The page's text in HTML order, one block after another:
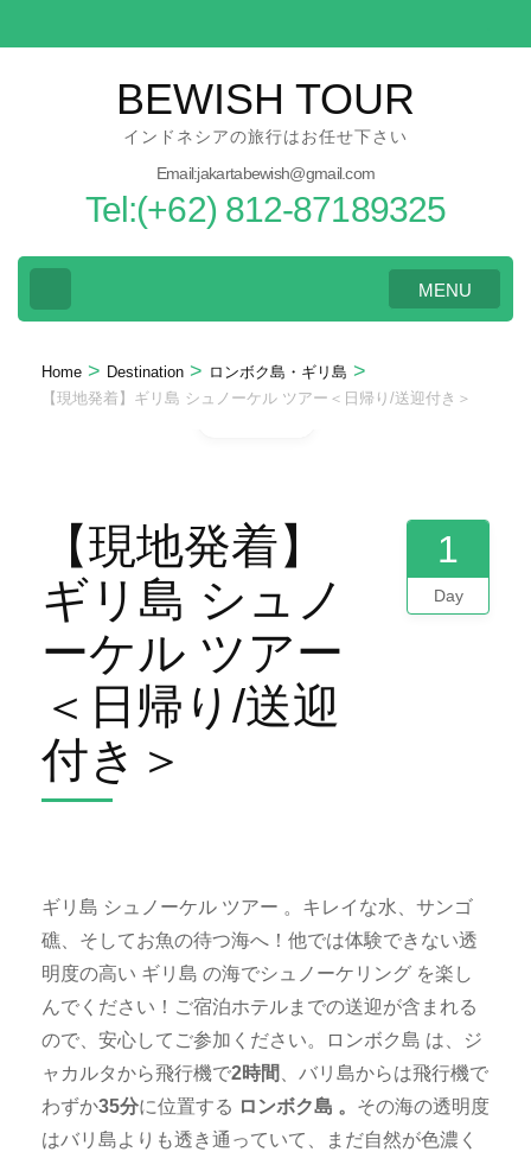
to
BEWISH TOUR
インドネシアの旅行はお任せ下さい
Email:jakartabewish@gmail.com
Tel:(+62) 812-87189325
MENU
Home > Destination > ロンボク島・ギリ島 >
【現地発着】ギリ島 シュノーケル ツアー＜日帰り/送迎付き＞
【現地発着】
ギリ島 シュノ
ーケル ツアー
＜日帰り/送迎
付き＞
1
Day
ギリ島 シュノーケル ツアー 。キレイな水、サンゴ
礁、そしてお魚の待つ海へ！他では体験できない透
明度の高い ギリ島 の海でシュノーケリング を楽し
んでください！ご宿泊ホテルまでの送迎が含まれる
ので、安心してご参加ください。ロンボク島 は、ジ
ャカルタから飛行機で2時間
、バリ島からは飛行機で
わずか35分に位置する ロンボク島 。 その海の透明度
はバリ島よりも透き通っていて、まだ自然が色濃く